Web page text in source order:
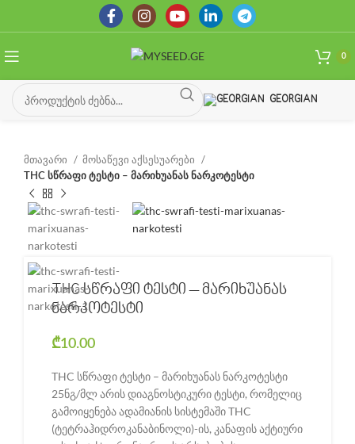
0
GEORGIAN
მთავარი მოსაწევი აქსესუარები
THC სწრაფი ტესტი – მარიხუანას ნარკოტესტი
THC სწრაფი ტესტი – მარიხუანას
ნარკოტესტი
₾10.00
THC სწრაფი ტესტი – მარიხუანას ნარკოტესტი
25ნგ/მლ არის დიაგნოსტიკური ტესტი, რომელიც
გამოიყენება ადამიანის სისტემაში THC
(ტეტრაჰიდროკანაბინოლი)-ის, კანაფის აქტიური